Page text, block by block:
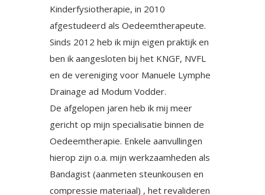
Kinderfysiotherapie, in 2010
afgestudeerd als Oedeemtherapeute.
Sinds 2012 heb ik mijn eigen praktijk en
ben ik aangesloten bij het KNGF, NVFL
en de vereniging voor Manuele Lymphe
Drainage ad Modum Vodder.
De afgelopen jaren heb ik mij meer
gericht op mijn specialisatie binnen de
Oedeemtherapie. Enkele aanvullingen
hierop zijn o.a. mijn werkzaamheden als
Bandagist (aanmeten steunkousen en
compressie materiaal) , het revalideren